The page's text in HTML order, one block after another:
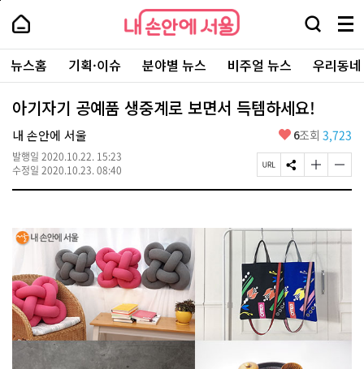
본
로
가
내
손
안
에
서
울
-
서
울
시
대
표
소
털
내
손
에
울
검
창
열
기
메
뉴
전
체
보
주
요
서
뉴스홈 기획·이슈 분야별 뉴스 비주얼 뉴스 우리동
아기자기 공예품 생중계로 보면서 득템하세요!
내 손안에 서울
발행일 2020.10.22. 15:23
수정일 2020.10.23. 08:40
좋
요
6조회 3,723
페
이
R
L
복
사
S
N
유
하
기
글
자
크
게
변
경
하
기
글
자
작
게
페
상
단
로